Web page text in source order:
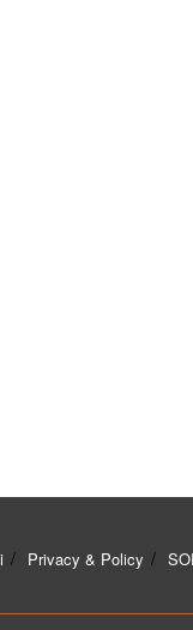
Privacy & Policy